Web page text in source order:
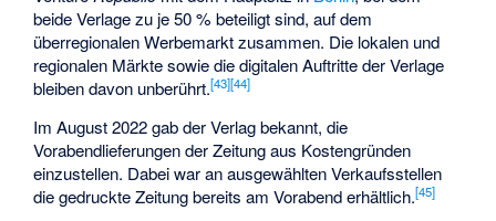
beide Verlage zu je 50 % beteiligt sind, auf dem
überregionalen Werbemarkt zusammen. Die lokalen und
regionalen Märkte sowie die digitalen Auftritte der Verlage
bleiben davon unberührt.[43][44]
Im August 2022 gab der Verlag bekannt, die
Vorabendlieferungen der Zeitung aus Kostengründen
einzustellen. Dabei war an ausgewählten Verkaufsstellen
die gedruckte Zeitung bereits am Vorabend erhältlich.[45]